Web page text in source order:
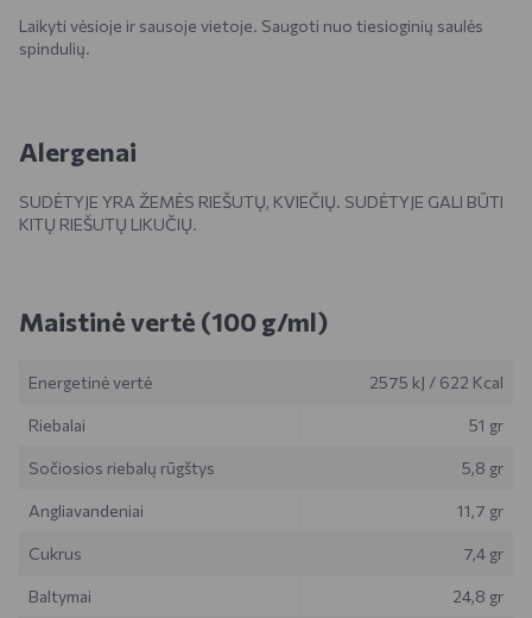
Laikyti vėsioje ir sausoje vietoje. Saugoti nuo tiesioginių saulės
spindulių.
Alergenai
SUDĖTYJE YRA ŽEMĖS RIEŠUTŲ, KVIEČIŲ. SUDĖTYJE GALI BŪTI
KITŲ RIEŠUTŲ LIKUČIŲ.
Maistinė vertė (100 g/ml)
Energetinė vertė 2575 kJ / 622 Kcal
Riebalai 51 gr
Sočiosios riebalų rūgštys 5,8 gr
Angliavandeniai 11,7 gr
Cukrus 7,4 gr
Baltymai 24,8 gr